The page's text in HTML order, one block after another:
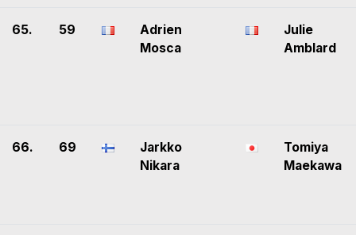
65. 59
Adrien
Mosca
Julie
Amblard
66. 69
Jarkko
Nikara
Tomiya
Maekawa